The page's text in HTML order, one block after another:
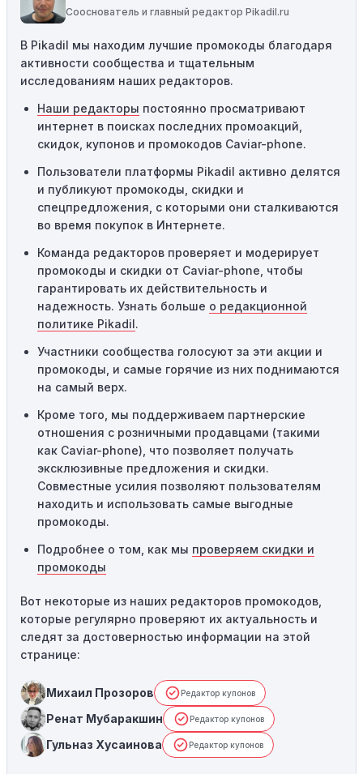
промокоды требуют соблюдения минимального
порога покупки, чтобы получить право на скидку. Если
сумма в корзине не соответствует указанному порогу,
код не сработает.
Географические ограничения:Действие некоторых
промокодов может быть ограничено определенными
местами или регионами. Если вы находитесь за
пределами указанного региона, то код не будет
применяться.
предназначены только для однократного
использования. Если код уже был использован кем-то
другим, он не будет действовать повторно.
Технические сбои:
привести к неработоспособности кодов промокодов. В
таких случаях следует обратиться за помощью в
службу поддержки.
Сооснователь и главный редактор Pikadil.ru
В Pikadil мы находим лучшие промокоды благодаря
активности сообщества и тщательным
исследованиям наших редакторов.
Наши редакторы постоянно просматривают
интернет в поисках последних промоакций,
скидок, купонов и промокодов Caviar-phone.
Пользователи платформы Pikadil активно делятся
и публикуют промокоды, скидки и
спецпредложения, с которыми они сталкиваются
во время покупок в Интернете.
Команда редакторов проверяет и модерирует
промокоды и скидки от Caviar-phone, чтобы
гарантировать их действительность и
надежность. Узнать больше о редакционной
политике Pikadil.
Участники сообщества голосуют за эти акции и
промокоды, и самые горячие из них поднимаются
на самый верх.
Кроме того, мы поддерживаем партнерские
отношения с розничными продавцами (такими
как Caviar-phone), что позволяет получать
эксклюзивные предложения и скидки.
Совместные усилия позволяют пользователям
находить и использовать самые выгодные
промокоды.
Подробнее о том, как мы проверяем скидки и
промокоды
Вот некоторые из наших редакторов промокодов,
которые регулярно проверяют их актуальность и
следят за достоверностью информации на этой
странице:
Михаил Прозоров Редактор купонов
Ренат Мубаракшин Редактор купонов
Гульназ Хусаинова Редактор купонов